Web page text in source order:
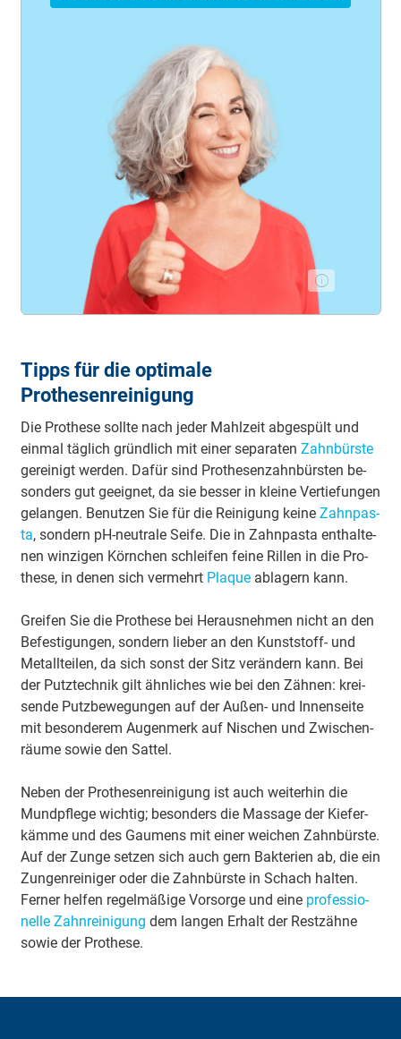
Tipps für die optimale
Prothesenreinigung
Die Prothese sollte nach jeder Mahlzeit ab­ge­spült und
einmal täglich gründ­lich mit einer se­pa­ra­ten Zahn­bürs­te
ge­rei­nigt werden. Dafür sind Pro­the­sen­zahn­bürs­ten be­
son­ders gut ge­eig­net, da sie bes­ser in klei­ne Ver­tie­fun­gen
ge­lan­gen. Be­nut­zen Sie für die Rei­ni­gung keine Zahn­pas­
ta, son­dern pH-neu­tra­le Seife. Die in Zahn­pas­ta ent­hal­te­
nen win­zi­gen Körn­chen schlei­fen fei­ne Ril­len in die Pro­
the­se, in de­nen sich ver­mehrt Plaque ab­la­gern kann.
Greifen Sie die Pro­the­se bei Her­aus­neh­men nicht an den
Be­fes­ti­gun­gen, son­dern lie­ber an den Kunst­stoff- und
Me­tall­tei­len, da sich sonst der Sitz ver­än­dern kann. Bei
der Putz­tech­nik gilt ähn­li­ches wie bei den Zähnen: krei­
sen­de Putz­be­we­gun­gen auf der Au­ßen- und In­nen­sei­te
mit be­son­de­rem Au­gen­merk auf Ni­schen und Zwi­schen­
räu­me sowie den Sat­tel.
Neben der Prothesenreinigung ist auch wei­ter­hin die
Mund­pfle­ge wich­tig; be­son­ders die Mas­sa­ge der Kie­fer­
käm­me und des Gaumens mit einer weichen Zahn­bürs­te.
Auf der Zun­ge set­zen sich auch gern Bak­te­ri­en ab, die ein
Zun­gen­rei­ni­ger oder die Zahn­bürs­te in Schach hal­ten.
Fer­ner hel­fen re­gel­mä­ßi­ge Vor­sor­ge und eine pro­fes­si­o­
nel­le Zahn­rei­ni­gung dem lan­gen Er­halt der Rest­zäh­ne
sowie der Pro­the­se.